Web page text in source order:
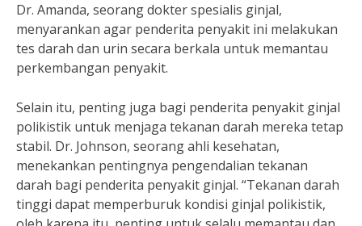
Dr. Amanda, seorang dokter spesialis ginjal,
menyarankan agar penderita penyakit ini melakukan
tes darah dan urin secara berkala untuk memantau
perkembangan penyakit.
Selain itu, penting juga bagi penderita penyakit ginjal
polikistik untuk menjaga tekanan darah mereka tetap
stabil. Dr. Johnson, seorang ahli kesehatan,
menekankan pentingnya pengendalian tekanan
darah bagi penderita penyakit ginjal. “Tekanan darah
tinggi dapat memperburuk kondisi ginjal polikistik,